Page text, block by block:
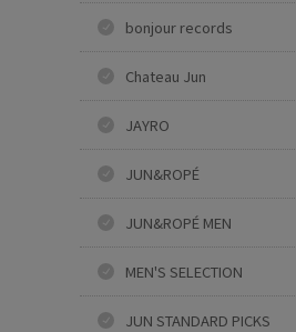
bonjour records
Chateau Jun
JAYRO
JUN&ROPÉ
JUN&ROPÉ MEN
MEN'S SELECTION
JUN STANDARD PICKS